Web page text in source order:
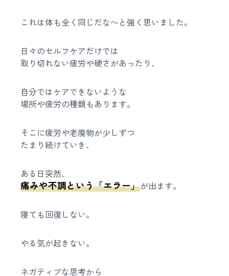
これは体も全く同じだな〜と強く思いました。
日々のセルフケアだけでは
取り切れない疲労や硬さがあったり、
自分ではケアできないような
場所や疲労の種類もあります。
そこに疲労や老廃物が少しずつ
たまり続けていき、
ある日突然、
痛みや不調という「エラー」が出ます。
寝ても回復しない。
やる気が起きない。
ネガティブな思考から